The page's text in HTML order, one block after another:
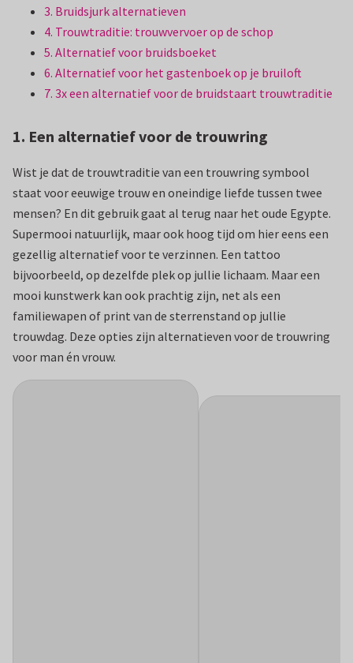
3. Bruidsjurk alternatieven
4. Trouwtraditie: trouwvervoer op de schop
5. Alternatief voor bruidsboeket
6. Alternatief voor het gastenboek op je bruiloft
7. 3x een alternatief voor de bruidstaart trouwtraditie
1. Een alternatief voor de trouwring
Wist je dat de trouwtraditie van een trouwring symbool
staat voor eeuwige trouw en oneindige liefde tussen twee
mensen? En dit gebruik gaat al terug naar het oude Egypte.
Supermooi natuurlijk, maar ook hoog tijd om hier eens een
gezellig alternatief voor te verzinnen. Een tattoo
bijvoorbeeld, op dezelfde plek op jullie lichaam. Maar een
mooi kunstwerk kan ook prachtig zijn, net als een
familiewapen of print van de sterrenstand op jullie
trouwdag. Deze opties zijn alternatieven voor de trouwring
voor man én vrouw.